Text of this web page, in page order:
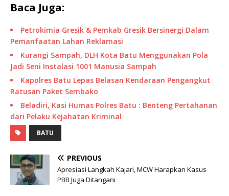
Baca Juga:
Petrokimia Gresik & Pemkab Gresik Bersinergi Dalam
Pemanfaatan Lahan Reklamasi
Kurangi Sampah, DLH Kota Batu Menggunakan Pola
Jadi Seni Instalasi 1001 Manusia Sampah
Kapolres Batu Lepas Belasan Kendaraan Pengangkut
Ratusan Paket Sembako
Beladiri, Kasi Humas Polres Batu : Benteng Pertahanan
dari Pelaku Kejahatan Kriminal
BATU
PREVIOUS
Apresiasi Langkah Kajari, MCW Harapkan Kasus
PBB Juga Ditangani